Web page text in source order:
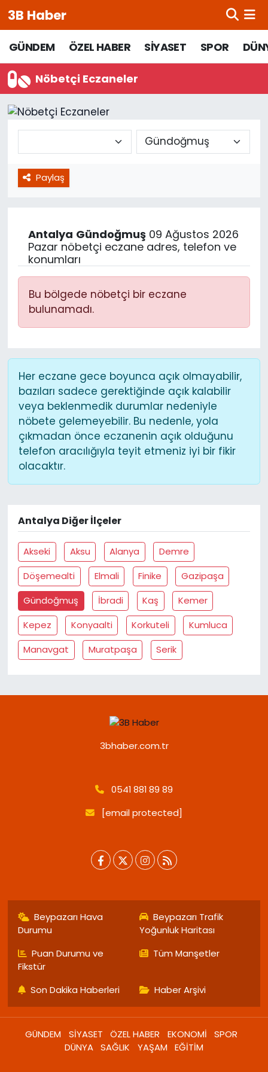
3B Haber
GÜNDEM ÖZEL HABER SİYASET SPOR
Nöbetçi Eczaneler
Paylaş
Antalya Gündoğmuş09 Ağustos 2026
Pazar nöbetçi eczane adres, telefon ve
konumları
Bu bölgede nöbetçi bir eczane
bulunamadı.
Her eczane gece boyunca açık olmayabilir,
bazıları sadece gerektiğinde açık kalabilir
veya beklenmedik durumlar nedeniyle
nöbete gelemeyebilir. Bu nedenle, yola
çıkmadan önce eczanenin açık olduğunu
telefon aracılığıyla teyit etmeniz iyi bir fikir
olacaktır.
Antalya Diğer İlçeler
Akseki Aksu Alanya
Demre
Döşemealti
Elmali Finike
Gazipaşa
Gündoğmuş
İbradi Kaş
Kemer
Kepez
Konyaalti Korkuteli
Kumluca
Manavgat
Muratpaşa Serik
3bhaber.com.tr
0541 881 89 89
[email protected]
Beypazarı Hava
Durumu
Beypazarı Trafik
Yoğunluk Haritası
Puan Durumu ve
Fikstür
Tüm Manşetler
Son Dakika Haberleri Haber Arşivi
GÜNDEM SİYASET ÖZEL HABER EKONOMİ
SPOR
DÜNYA SAĞLIK YAŞAM EĞİTİM
Beypazarı Hava Durumu
Beypazarı Trafik Yoğunluk Haritası
Süper Lig Puan Durumu ve Fikstür
Son Dakika Haberleri